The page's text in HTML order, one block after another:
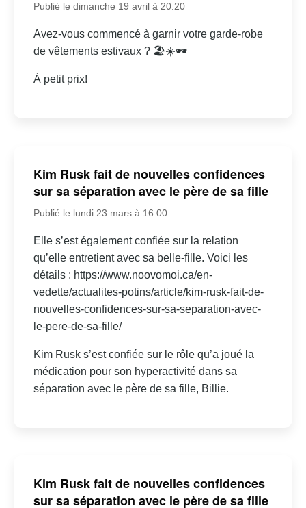
Publié le dimanche 19 avril à 20:20
Avez-vous commencé à garnir votre garde-robe
de vêtements estivaux ? 🏖☀🕶
À petit prix!
Kim Rusk fait de nouvelles confidences
sur sa séparation avec le père de sa fille
Publié le lundi 23 mars à 16:00
Elle s’est également confiée sur la relation
qu’elle entretient avec sa belle-fille. Voici les
détails : https://www.noovomoi.ca/en-
vedette/actualites-potins/article/kim-rusk-fait-de-
nouvelles-confidences-sur-sa-separation-avec-
le-pere-de-sa-fille/
Kim Rusk s’est confiée sur le rôle qu’a joué la
médication pour son hyperactivité dans sa
séparation avec le père de sa fille, Billie.
Kim Rusk fait de nouvelles confidences
sur sa séparation avec le père de sa fille